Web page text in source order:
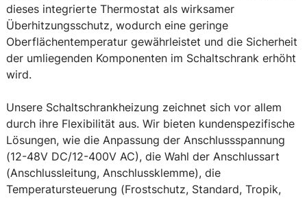
dieses integrierte Thermostat als wirksamer
Überhitzungsschutz, wodurch eine geringe
Oberflächentemperatur gewährleistet und die Sicherheit
der umliegenden Komponenten im Schaltschrank erhöht
wird.
Unsere Schaltschrankheizung zeichnet sich vor allem
durch ihre Flexibilität aus. Wir bieten kundenspezifische
Lösungen, wie die Anpassung der Anschlussspannung
(12-48V DC/12-400V AC), die Wahl der Anschlussart
(Anschlussleitung, Anschlussklemme), die
Temperatursteuerung (Frostschutz, Standard, Tropik,